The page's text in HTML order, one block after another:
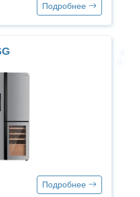
Подробнее
Подробнее